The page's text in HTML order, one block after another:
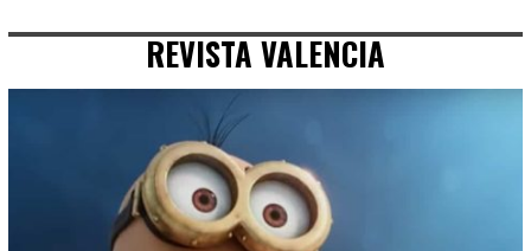
REVISTA VALENCIA